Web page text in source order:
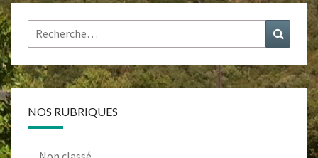
Rechercher :
NOS RUBRIQUES